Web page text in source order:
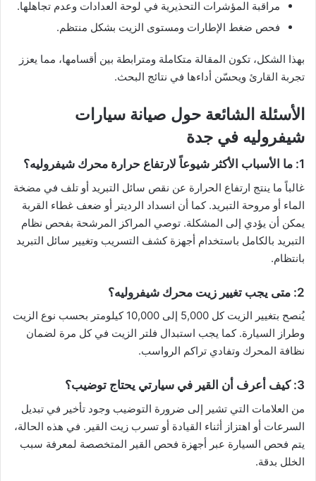
مراقبة المؤشرات التحذيرية في لوحة العدادات وعدم تجاهلها.
فحص ضغط الإطارات ومستوى الزيت بشكل منتظم.
بهذا الشكل، تكون المقالة متكاملة ومترابطة بين أقسامها، مما يعزز
تجربة القارئ ويحسّن أداءها في نتائج البحث.
الأسئلة الشائعة حول صيانة سيارات
شيفروليه في جدة
1: ما الأسباب الأكثر شيوعاً لارتفاع حرارة محرك شيفروليه؟
غالباً ما ينتج ارتفاع الحرارة عن نقص سائل التبريد أو تلف في مضخة
الماء أو مروحة التبريد. كما أن انسداد الرديتر أو ضعف غطاء القربة
يمكن أن يؤدي إلى المشكلة. توصي المراكز المرشحة بفحص نظام
التبريد بالكامل باستخدام أجهزة كشف التسريب وتغيير سائل التبريد
بانتظام.
2: متى يجب تغيير زيت محرك شيفروليه؟
يُنصح بتغيير الزيت كل 5,000 إلى 10,000 كيلومتر بحسب نوع الزيت
وطراز السيارة. كما يجب استبدال فلتر الزيت في كل مرة لضمان
نظافة المحرك وتفادي تراكم الرواسب.
3: كيف أعرف أن القير في سيارتي يحتاج توضيب؟
من العلامات التي تشير إلى ضرورة التوضيب وجود تأخير في تبديل
السرعات أو اهتزاز أثناء القيادة أو تسرب زيت القير. في هذه الحالة،
يتم فحص السيارة عبر أجهزة فحص القير المتخصصة لمعرفة سبب
الخلل بدقة.